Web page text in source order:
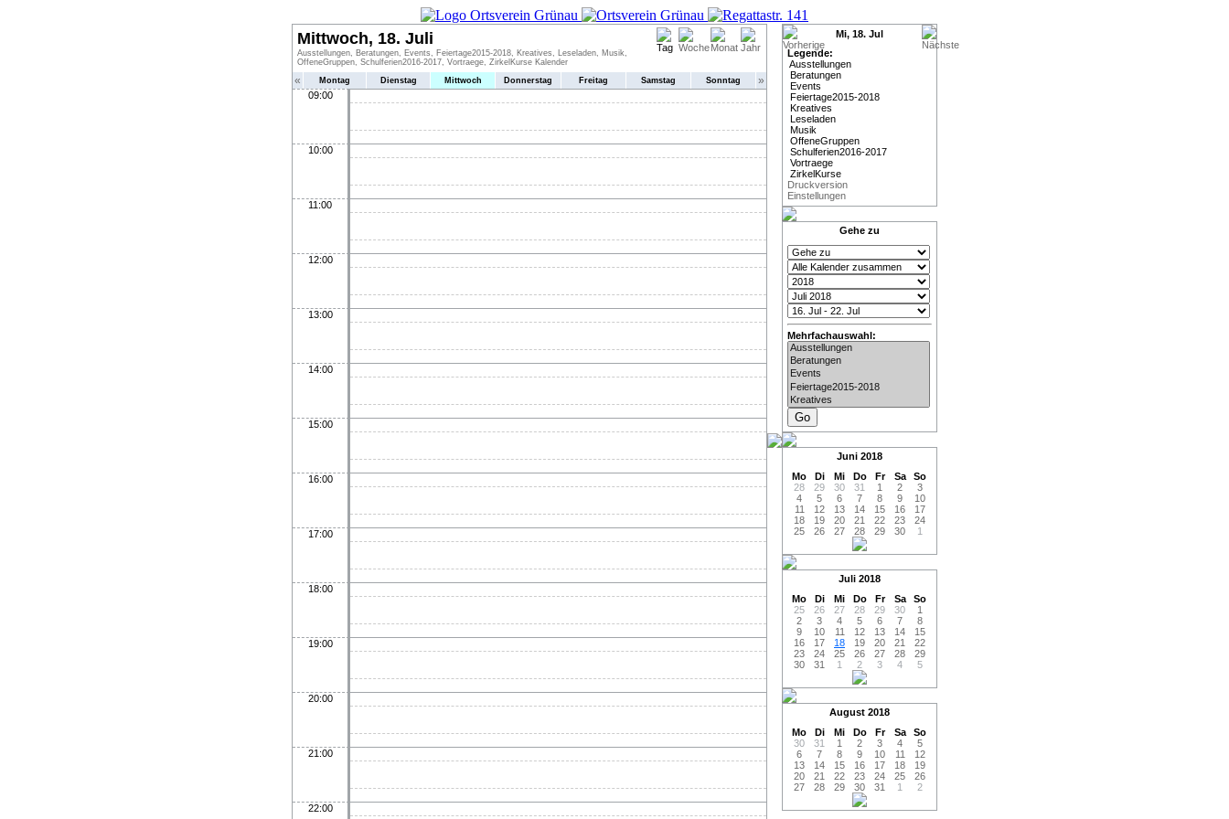
Mittwoch, 18. Juli
Ausstellungen, Beratungen, Events, Feiertage2015-2018, Kreatives, Leseladen, Musik,
OffeneGruppen, Schulferien2016-2017, Vortraege, ZirkelKurse Kalender
« Montag Dienstag Mittwoch Donnerstag Freitag Samstag Sonntag »
09:00
10:00
11:00
12:00
13:00
14:00
15:00
16:00
17:00
18:00
19:00
20:00
21:00
22:00
Mi, 18. Jul
Legende:
Ausstellungen
Beratungen
Events
Feiertage2015-2018
Kreatives
Leseladen
Musik
OffeneGruppen
Schulferien2016-2017
Vortraege
ZirkelKurse
Druckversion
Einstellungen
Gehe zu
Mehrfachauswahl:
Juni 2018
Mo
Di Mi Do Fr Sa
So
28
29 30 31 1 2
3
4
5 6 7 8 9
10
11
12 13 14 15 16
17
18
19 20 21 22 23
24
25
26 27 28 29 30 1
Juli 2018
Mo
Di Mi Do Fr Sa
So
25
26 27 28 29 30
1
2
3 4 5 6 7
8
9
10 11 12 13 14
15
16
17 18 19 20 21
22
23
24 25 26 27 28
29
30
31 1 2 3 4 5
August 2018
Mo
Di Mi Do Fr Sa
So
30
31 1 2 3 4
5
6
7 8 9 10 11
12
13
14 15 16 17 18
19
20
21 22 23 24 25
26
27
28 29 30 31 1 2